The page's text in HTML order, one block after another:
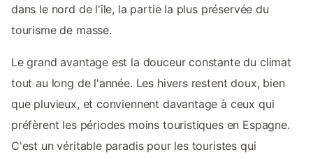
dans le nord de l'île, la partie la plus préservée du
tourisme de masse.
Le grand avantage est la douceur constante du climat
tout au long de l'année. Les hivers restent doux, bien
que pluvieux, et conviennent davantage à ceux qui
préfèrent les périodes moins touristiques en Espagne.
C'est un véritable paradis pour les touristes qui